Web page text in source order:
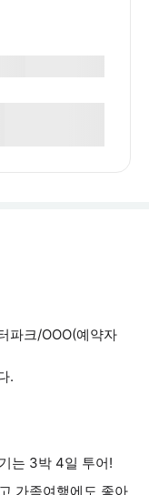
파크/OOO(예약자
.
는 3박 4일 투어!
가족여행에도 좋아